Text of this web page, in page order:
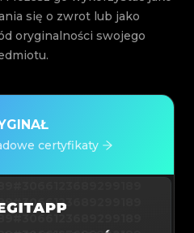
się o zwrot lub jako
oryginalności swojego
certyfikaty
#3066123689299189
#3066123689299189